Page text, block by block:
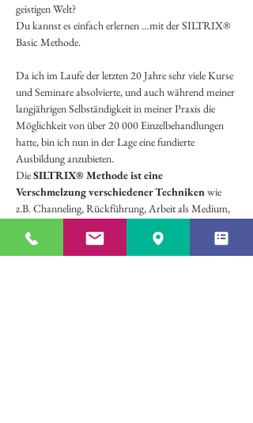
geistigen Welt?
Du kannst es einfach erlernen …mit der SILTRIX®
Basic Methode.
Da ich im Laufe der letzten 20 Jahre sehr viele Kurse
und Seminare absolvierte, und auch während meiner
langjährigen Selbständigkeit in meiner Praxis die
Möglichkeit von über 20 000 Einzelbehandlungen
hatte, bin ich nun in der Lage eine fundierte
Ausbildung anzubieten.
Die SILTRIX® Methode ist eine
Verschmelzung verschiedener Techniken wie
z.B. Channeling, Rückführung, Arbeit als Medium,
Du wirst lernen, bewussten und unbewussten
"Stress" sowie emotional, mental oder körperlich